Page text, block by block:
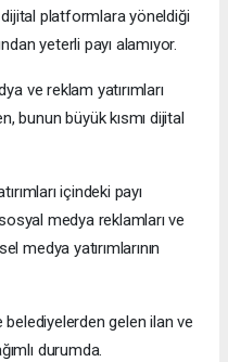
platformlara yöneldiği
yeterli payı alamıyor.
ve reklam yatırımları
bunun büyük kısmı dijital
içindeki payı
medya reklamları ve
medya yatırımlarının
gelen ilan ve
durumda.